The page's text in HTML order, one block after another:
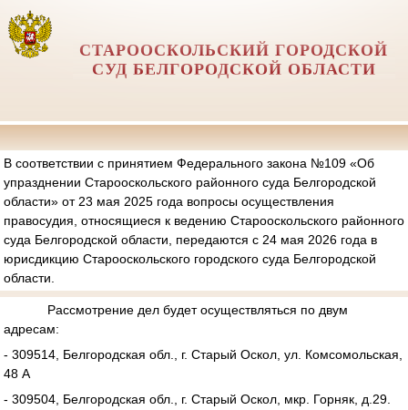
СТАРООСКОЛЬСКИЙ ГОРОДСКОЙ
СУД БЕЛГОРОДСКОЙ ОБЛАСТИ
В соответствии с принятием Федерального закона №109 «Об
упразднении Старооскольского районного суда Белгородской
области» от 23 мая 2025 года вопросы осуществления
правосудия, относящиеся к ведению Старооскольского районного
суда Белгородской области, передаются с 24 мая 2026 года в
юрисдикцию Старооскольского городского суда Белгородской
области.
Рассмотрение дел будет осуществляться по двум
адресам:
- 309514, Белгородская обл., г. Старый Оскол, ул. Комсомольская,
48 А
- 309504, Белгородская обл., г. Старый Оскол, мкр. Горняк, д.29.